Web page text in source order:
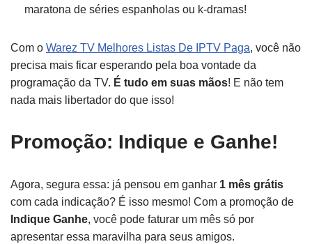
maratona de séries espanholas ou k-dramas!
Com o Warez TV Melhores Listas De IPTV Paga, você não
precisa mais ficar esperando pela boa vontade da
programação da TV. É tudo em suas mãos! E não tem
nada mais libertador do que isso!
Promoção: Indique e Ganhe!
Agora, segura essa: já pensou em ganhar 1 mês grátis
com cada indicação? É isso mesmo! Com a promoção de
Indique Ganhe, você pode faturar um mês só por
apresentar essa maravilha para seus amigos.